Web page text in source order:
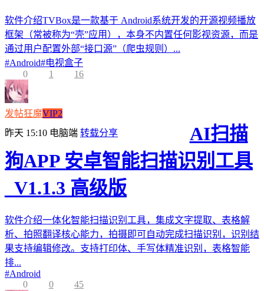
软件介绍TVBox是一款基于 Android系统开发的开源视频播放
框架（常被称为“壳”应用），本身不内置任何影视资源，而是
通过用户配置外部“接口源”（爬虫规则）...
#Android#电视盒子
0
1 16
发帖狂魔VIP2
昨天 15:10 电脑端 转载分享
AI扫描
狗APP 安卓智能扫描识别工具
_V1.1.3 高级版
软件介绍一体化智能扫描识别工具，集成文字提取、表格解
析、拍照翻译核心能力，拍摄即可自动完成扫描识别，识别结
果支持编辑修改。支持打印体、手写体精准识别，表格智能
排...
#Android
0
0 45